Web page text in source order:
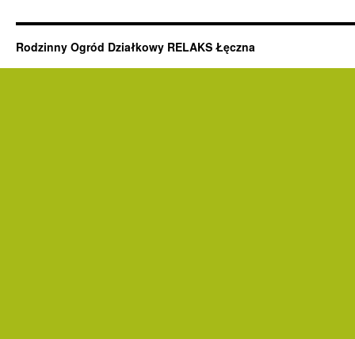
Rodzinny Ogród Działkowy RELAKS Łęczna